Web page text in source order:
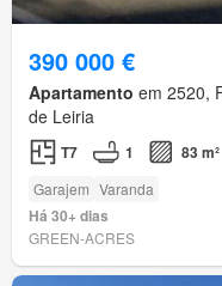
390 000 €
Apartamento em 2520,
de Leiria
T7 1 83 m²
Garajem Varanda
Há 30+ dias
GREEN-ACRES